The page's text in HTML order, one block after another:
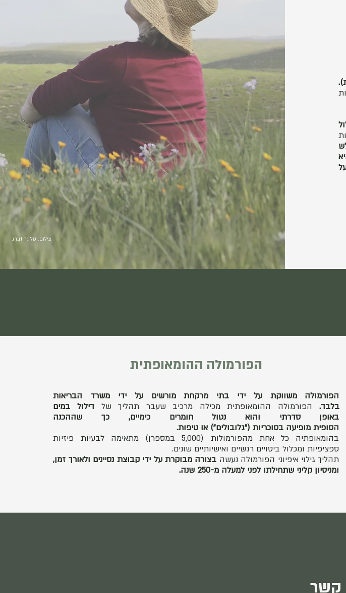
צילום: טל גרינברג
הפורמולה ההומאופתית
הפורמולה משווקת על ידי בתי מרקחת מורשים על ידי משרד הבריאות
בלבד. הפורמולה ההומאופתית מכילה מרכיב שעבר תהליך של דילול במים
באופן סדרתי והוא נטול חומרים כימיים, כך שההכנה
הסופית מופיעה בסוכריות ("גלובולים") או טיפות.
בהומאופתיה כל אחת מהפורמולות (5,000 במספרן) מתאימה לבעיות פיזיות
ספציפיות ומכלול ביטויים רגשיים ואישיותיים שונים.
תהליך גילוי איפיוני הפורמולה נעשה בצורה מבוקרת על ידי קבוצת נסיינים ולאורך זמן,
ומניסיון קליני שתחילתו לפני למעלה מ-250 שנה.​
קשר